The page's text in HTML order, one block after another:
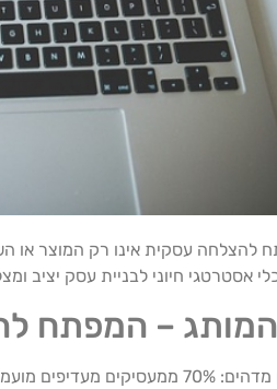
להצלחה עסקית אינו רק המוצר
אסטרטגי חיוני לבניית עסק יציב
– המפתח
מחקרים מעדכנים מגלים נתון